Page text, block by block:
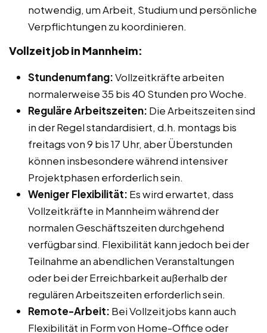
notwendig, um Arbeit, Studium und persönliche
Verpflichtungen zu koordinieren.
Vollzeitjob in Mannheim:
Stundenumfang:Vollzeitkräfte arbeiten
normalerweise 35 bis 40 Stunden pro Woche.
Reguläre Arbeitszeiten: Die Arbeitszeiten sind
in der Regel standardisiert, d.h. montags bis
freitags von 9 bis 17 Uhr, aber Überstunden
können insbesondere während intensiver
Projektphasen erforderlich sein.
Weniger Flexibilität: Es wird erwartet, dass
Vollzeitkräfte in Mannheim während der
normalen Geschäftszeiten durchgehend
verfügbar sind. Flexibilität kann jedoch bei der
Teilnahme an abendlichen Veranstaltungen
oder bei der Erreichbarkeit außerhalb der
regulären Arbeitszeiten erforderlich sein.
Remote-Arbeit: Bei Vollzeitjobs kann auch
Flexibilität in Form von Home-Office oder